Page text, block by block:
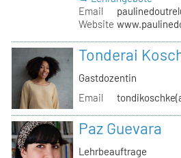
Email
Website
Tonderai
Gastdozentin
Email
Paz Guevara
Lehrbeauftrage